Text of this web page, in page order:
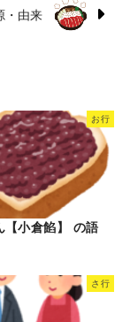
・由来
お行
【小倉餡】 の語
さ行